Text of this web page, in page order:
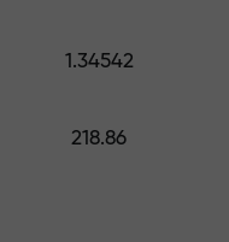
1.34542
218.86